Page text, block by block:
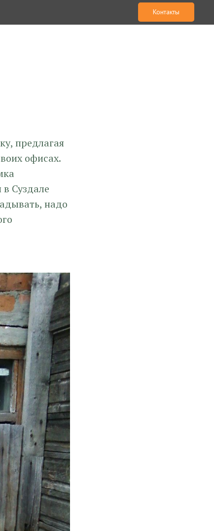
Контакты
предлагая
офисах.
Суздале
надо